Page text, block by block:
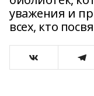
уважения и
всех, кто